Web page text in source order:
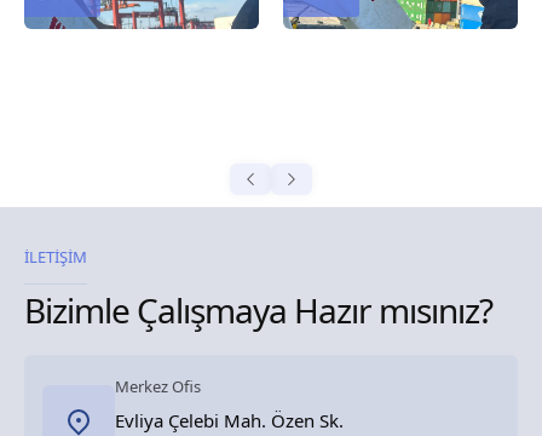
İLETİŞİM
Bizimle Çalışmaya Hazır mısınız?
Merkez Ofis
Evliya Çelebi Mah. Özen Sk.